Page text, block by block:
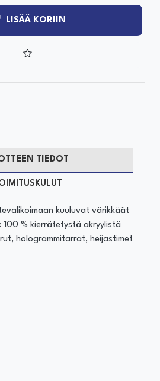
LISÄÄ KORIIN
TIEDOT
kuuluvat värikkäät
% kierrätetystä akryylistä
hologrammitarrat, heijastimet